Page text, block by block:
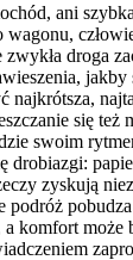
ani
droga
się
swoim
zyskują
podróż
komfort